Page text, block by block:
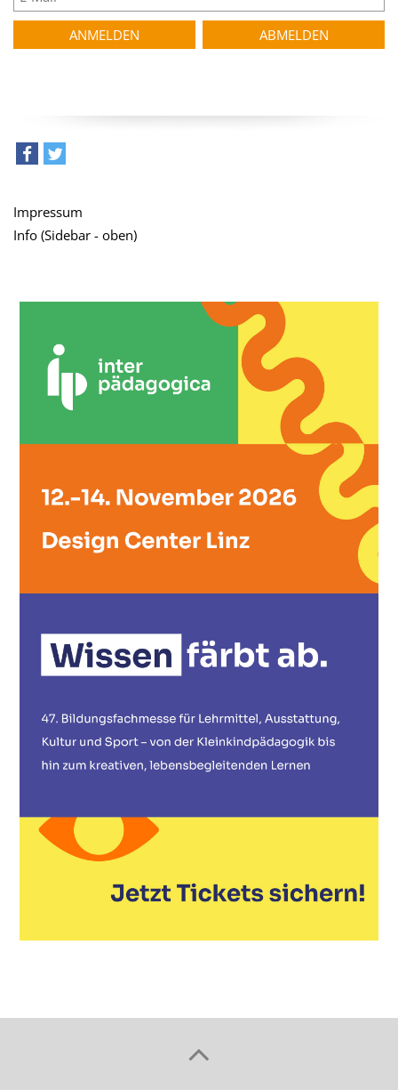
Impressum
Info (Sidebar - oben)